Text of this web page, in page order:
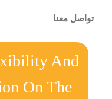
تواصل معنا
And
On The